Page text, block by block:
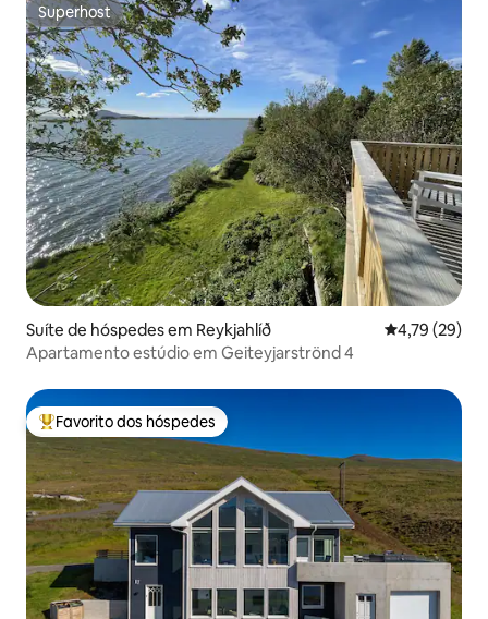
Superhost
Superhost
Suíte de hóspedes em Reykjahlíð Classificação
4,79 (29)
Apartamento estúdio em Geiteyjarströnd 4
Favoritos dos hóspedes mais apreciados
Favorito dos hóspedes